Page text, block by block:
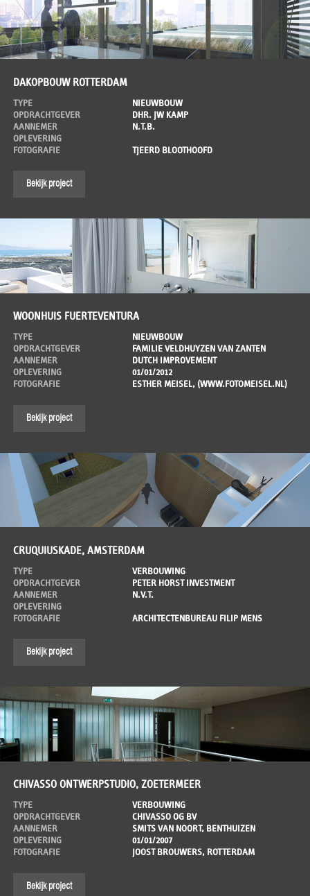
DAKOPBOUW ROTTERDAM
TYPE
NIEUWBOUW
OPDRACHTGEVER
DHR. JW KAMP
AANNEMER
N.T.B.
OPLEVERING
FOTOGRAFIE
TJEERD BLOOTHOOFD
Bekijk project
WOONHUIS FUERTEVENTURA
TYPE
NIEUWBOUW
OPDRACHTGEVER
FAMILIE VELDHUYZEN VAN ZANTEN
AANNEMER
DUTCH IMPROVEMENT
OPLEVERING
01/01/2012
FOTOGRAFIE
ESTHER MEISEL, (WWW.FOTOMEISEL.NL)
Bekijk project
CRUQUIUSKADE, AMSTERDAM
TYPE
VERBOUWING
OPDRACHTGEVER
PETER HORST INVESTMENT
AANNEMER
N.V.T.
OPLEVERING
FOTOGRAFIE
ARCHITECTENBUREAU FILIP MENS
Bekijk project
CHIVASSO ONTWERPSTUDIO, ZOETERMEER
TYPE
VERBOUWING
OPDRACHTGEVER
CHIVASSO OG BV
AANNEMER
SMITS VAN NOORT, BENTHUIZEN
OPLEVERING
01/01/2007
FOTOGRAFIE
JOOST BROUWERS, ROTTERDAM
Bekijk project